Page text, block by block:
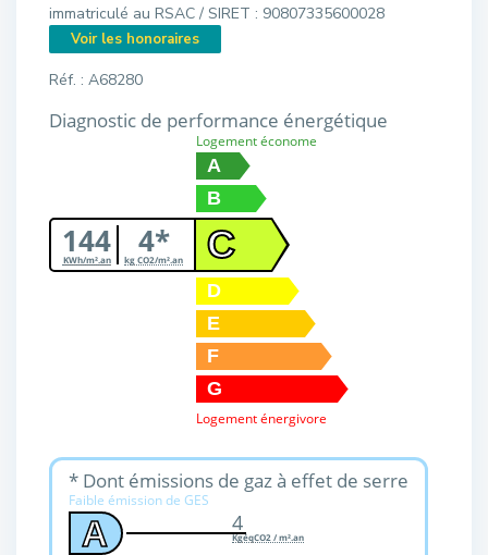
immatriculé au RSAC / SIRET : 90807335600028
Voir les honoraires
Réf. : A68280
Diagnostic de performance énergétique
144
KWh/m².an 4*
kg CO2/m².an
Logement économe
A
B
C
D
E
F
G
Logement énergivore
* Dont émissions de gaz à effet de serre
Faible émission de GES
A 4
KgéqCO2 / m².an